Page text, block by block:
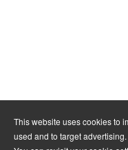
This website uses cookies to
used and to target advertising.